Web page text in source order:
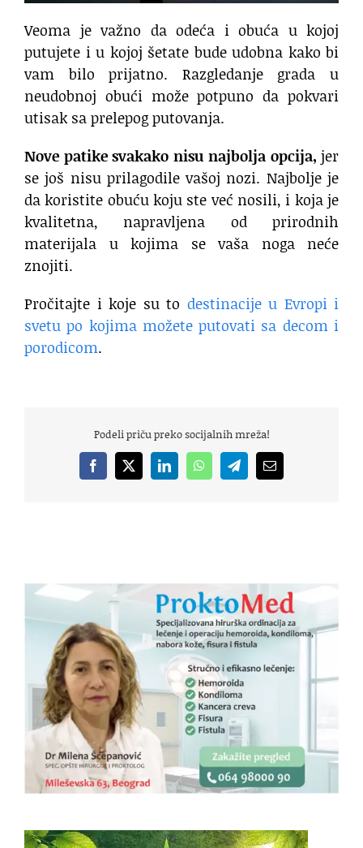
Veoma je važno da odeća i obuća u kojoj
putujete i u kojoj šetate bude udobna kako bi
vam bilo prijatno. Razgledanje grada u
neudobnoj obući može potpuno da pokvari
utisak sa prelepog putovanja.
Nove patike svakako nisu najbolja opcija, jer
se još nisu prilagodile vašoj nozi. Najbolje je
da koristite obuću koju ste već nosili, i koja je
kvalitetna, napravljena od prirodnih
materijala u kojima se vaša noga neće
znojiti.
Pročitajte i koje su to destinacije u Evropi i
svetu po kojima možete putovati sa decom i
porodicom.
Podeli priču preko socijalnih mreža!
Facebook
X LinkedInWhatsAppTelegramEmail